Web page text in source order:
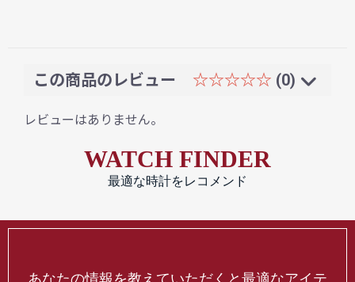
この商品のレビュー ☆☆☆☆☆ (0)
レビューはありません。
WATCH FINDER
最適な時計をレコメンド